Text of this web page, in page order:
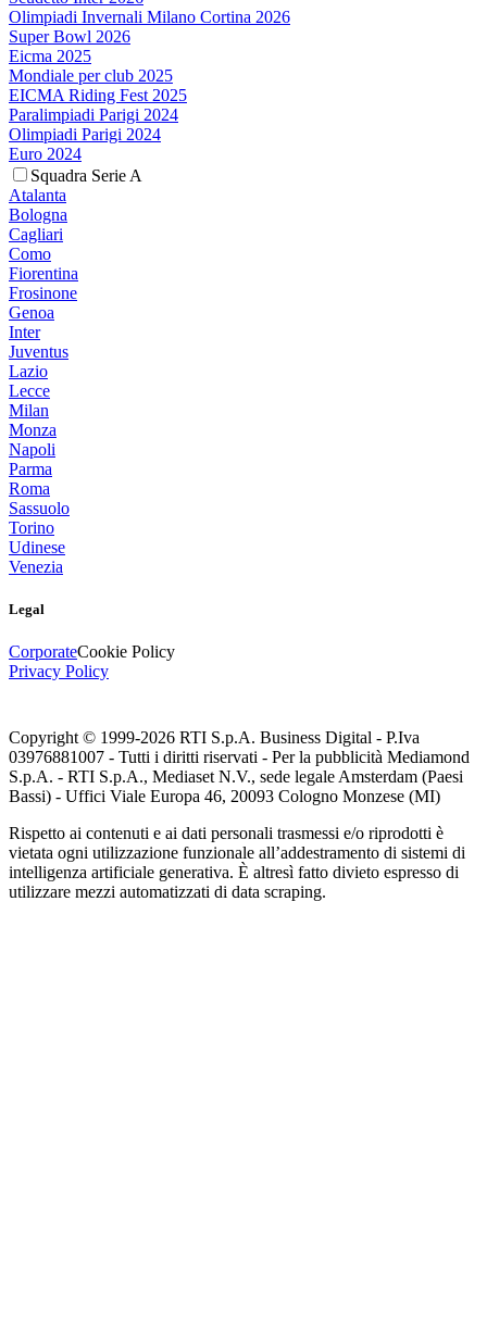
Olimpiadi Invernali Milano Cortina 2026
Super Bowl 2026
Eicma 2025
Mondiale per club 2025
EICMA Riding Fest 2025
Paralimpiadi Parigi 2024
Olimpiadi Parigi 2024
Euro 2024
Squadra Serie A
Atalanta
Bologna
Cagliari
Como
Fiorentina
Frosinone
Genoa
Inter
Juventus
Lazio
Lecce
Milan
Monza
Napoli
Parma
Roma
Sassuolo
Torino
Udinese
Venezia
Legal
CorporateCookie Policy
Privacy Policy
Copyright © 1999-2026 RTI S.p.A. Business Digital - P.Iva
03976881007 - Tutti i diritti riservati - Per la pubblicità Mediamond
S.p.A. - RTI S.p.A., Mediaset N.V., sede legale Amsterdam (Paesi
Bassi) - Uffici Viale Europa 46, 20093 Cologno Monzese (MI)
Rispetto ai contenuti e ai dati personali trasmessi e/o riprodotti è
vietata ogni utilizzazione funzionale all’addestramento di sistemi di
intelligenza artificiale generativa. È altresì fatto divieto espresso di
utilizzare mezzi automatizzati di data scraping.